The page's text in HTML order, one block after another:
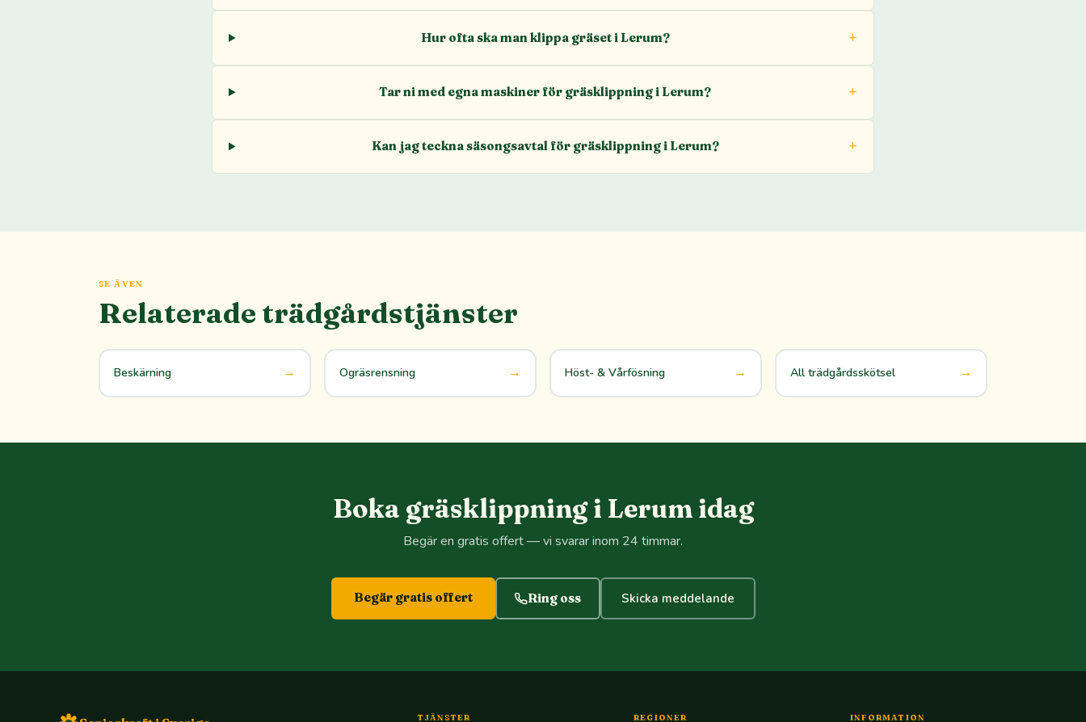
Hur ofta ska man klippa gräset i Lerum?
Tar ni med egna maskiner för gräsklippning i Lerum?
Kan jag teckna säsongsavtal för gräsklippning i Lerum?
SE ÄVEN
Relaterade trädgårdstjänster
Beskärning → Ogräsrensning → Höst- & Vårfösning → All trädgårdsskötsel →
Boka gräsklippning i Lerum idag
Begär en gratis offert — vi svarar inom 24 timmar.
Begär gratis offert Ring oss Skicka meddelande
TJÄNSTER REGIONER INFORMATION